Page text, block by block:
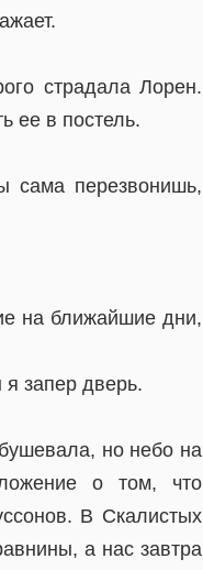
страдала Лорен.
ее в постель.
сама перезвонишь,
на ближайшие дни,
запер дверь.
но небо на
о том, что
В Скалистых
а нас завтра